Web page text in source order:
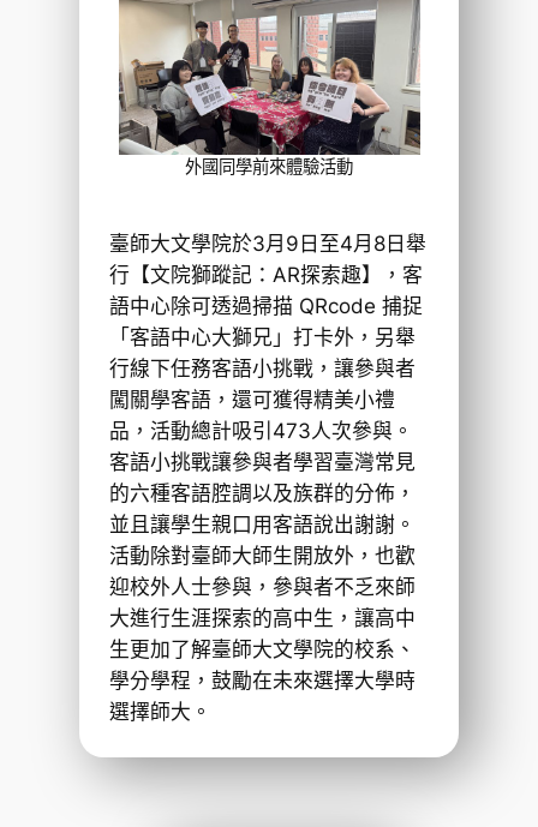
外國同學前來體驗活動
臺師大文學院於3月9日至4月8日舉
行【文院獅蹤記：AR探索趣】，客
語中心除可透過掃描 QRcode 捕捉
「客語中心大獅兄」打卡外，另舉
行線下任務客語小挑戰，讓參與者
闖關學客語，還可獲得精美小禮
品，活動總計吸引473人次參與。
客語小挑戰讓參與者學習臺灣常見
的六種客語腔調以及族群的分佈，
並且讓學生親口用客語說出謝謝。
活動除對臺師大師生開放外，也歡
迎校外人士參與，參與者不乏來師
大進行生涯探索的高中生，讓高中
生更加了解臺師大文學院的校系、
學分學程，鼓勵在未來選擇大學時
選擇師大。